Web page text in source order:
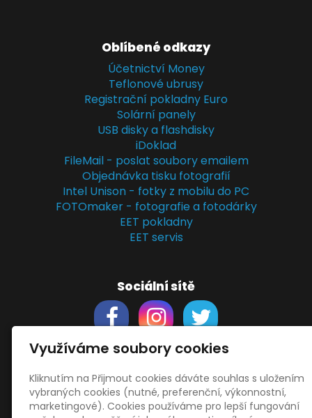
Oblíbené odkazy
Účetnictví Money
Teflonové ubrusy
Registrační pokladny Euro
Solární panely
USB disky a flashdisky
iDoklad
FileMail - poslat soubory emailem
Objednávka tisku fotografií
Intel Unison - fotky z mobilu do PC
FOTOmaker - fotografie a fotodárky
EET pokladny
EET servis
Sociální sítě
Support
Obchodní podmínky
Využíváme soubory cookies
Kliknutím na Přijmout cookies dáváte souhlas s uložením
vybraných cookies (nutné, preferenční, výkonnostní,
marketingové). Cookies používáme pro lepší fungování